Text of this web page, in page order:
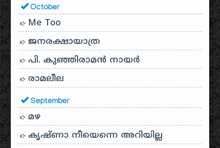
October
Me Too
ജനരക്ഷായാത്ര
പി. കുഞ്ഞിരാമൻ നായർ
രാമലീല
September
മഴ
കൃഷ്ണാ നീയെന്നെ അറിയില്ല